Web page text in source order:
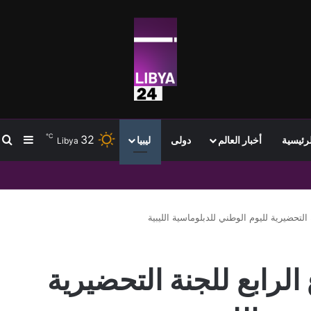
أخبار العالم دولى ليبيا Libya 32
℃
لليوم الوطني للدبلوماسية الليبية
للجنة التحضيرية